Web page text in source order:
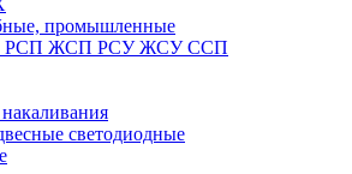
промышленные
РСП ЖСП РСУ ЖСУ ССП
светодиодные